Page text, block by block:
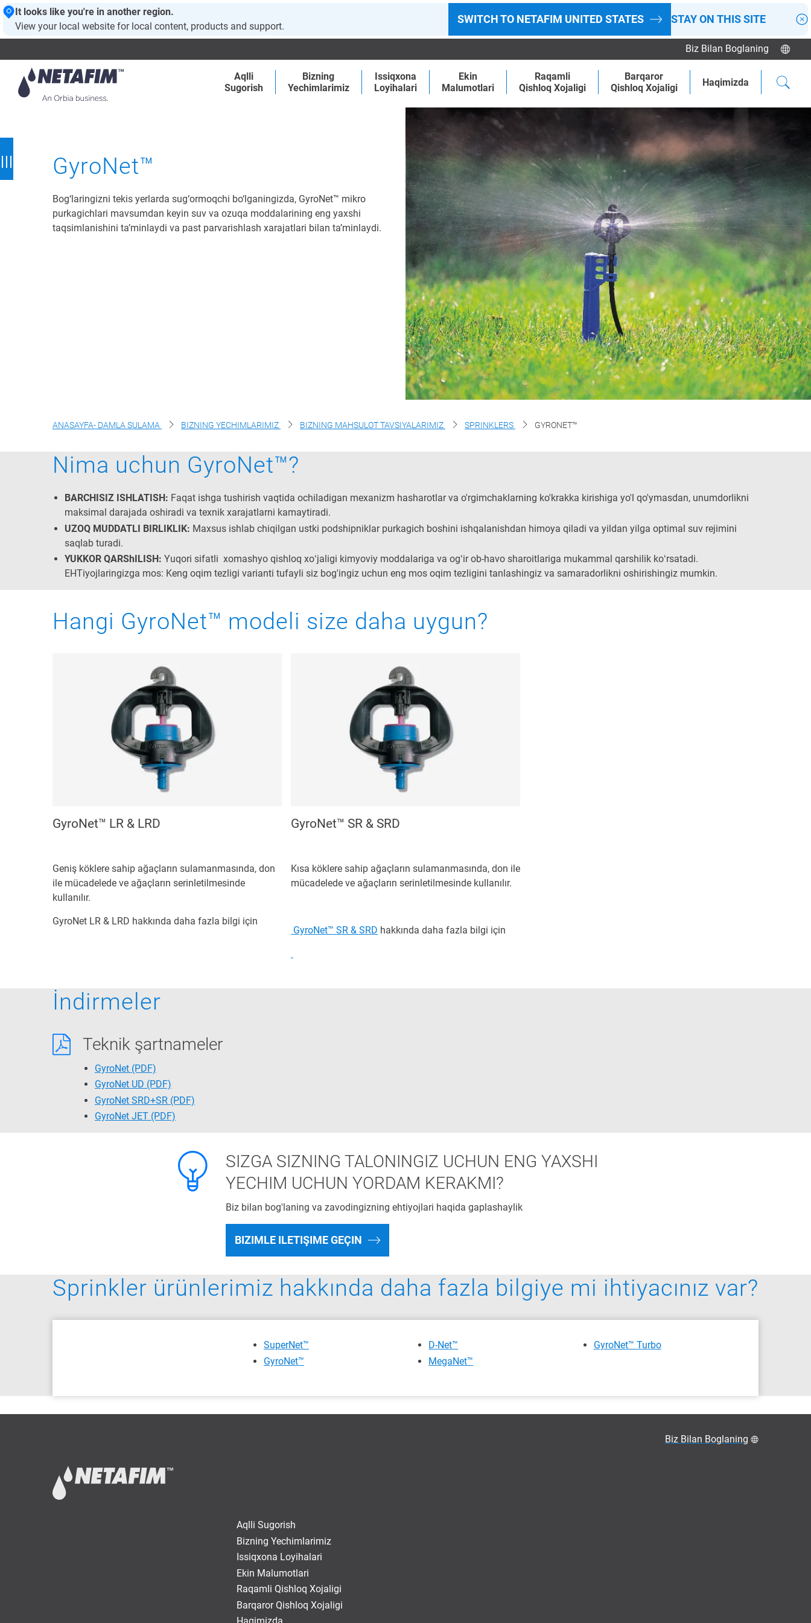
It looks like you're in another region.
View your local website for local content, products and support.
SWITCH TO NETAFIM UNITED STATES STAY ON THIS SITE
Aqlli
Sugorish
Bizning
Yechimlarimiz
Issiqxona
Loyihalari
Ekin
Malumotlari
Raqamli
Qishloq Xojaligi
Barqaror
Qishloq Xojaligi
Haqimizda
Biz Bilan Boglaning
GyroNet™
Bog‘laringizni tekis yerlarda sug‘ormoqchi bo‘lganingizda, GyroNet™ mikro
purkagichlari mavsumdan keyin suv va ozuqa moddalarining eng yaxshi
taqsimlanishini ta’minlaydi va past parvarishlash xarajatlari bilan ta’minlaydi.
ANASAYFA- DAMLA SULAMA BIZNING YECHIMLARIMIZ BIZNING MAHSULOT TAVSIYALARIMIZ SPRINKLERS GYRONET™
Nima uchun GyroNet™?
BARCHISIZ ISHLATISH: Faqat ishga tushirish vaqtida ochiladigan mexanizm hasharotlar va o'rgimchaklarning ko'krakka kirishiga yo'l qo'ymasdan, unumdorlikni
maksimal darajada oshiradi va texnik xarajatlarni kamaytiradi.
UZOQ MUDDATLI BIRLIKLIK: Maxsus ishlab chiqilgan ustki podshipniklar purkagich boshini ishqalanishdan himoya qiladi va yildan yilga optimal suv rejimini
saqlab turadi.
YUKKOR QARShILISH: Yuqori sifatli xomashyo qishloq xoʻjaligi kimyoviy moddalariga va ogʻir ob-havo sharoitlariga mukammal qarshilik koʻrsatadi.
EHTiyojlaringizga mos: Keng oqim tezligi varianti tufayli siz bog'ingiz uchun eng mos oqim tezligini tanlashingiz va samaradorlikni oshirishingiz mumkin.
Hangi GyroNet™ modeli size daha uygun?
GyroNet™ LR & LRD
Geniş köklere sahip ağaçların sulamanmasında, don
ile mücadelede ve ağaçların serinletilmesinde
kullanılır.
GyroNet LR & LRD hakkında daha fazla bilgi için
GyroNet™ SR & SRD
Kısa köklere sahip ağaçların sulamanmasında, don ile
mücadelede ve ağaçların serinletilmesinde kullanılır.
GyroNet™ SR & SRD hakkında daha fazla bilgi için
İndirmeler
Teknik şartnameler
GyroNet (PDF)
GyroNet UD (PDF)
GyroNet SRD+SR (PDF)
GyroNet JET (PDF)
SIZGA SIZNING TALONINGIZ UCHUN ENG YAXSHI
YECHIM UCHUN YORDAM KERAKMI?
Biz bilan bog'laning va zavodingizning ehtiyojlari haqida gaplashaylik
BIZIMLE ILETIŞIME GEÇIN
Sprinkler ürünlerimiz hakkında daha fazla bilgiye mi ihtiyacınız var?
SuperNet™
GyroNet™
D-Net™
MegaNet™
GyroNet™ Turbo
Biz Bilan Boglaning
Aqlli Sugorish
Bizning Yechimlarimiz
Issiqxona Loyihalari
Ekin Malumotlari
Raqamli Qishloq Xojaligi
Barqaror Qishloq Xojaligi